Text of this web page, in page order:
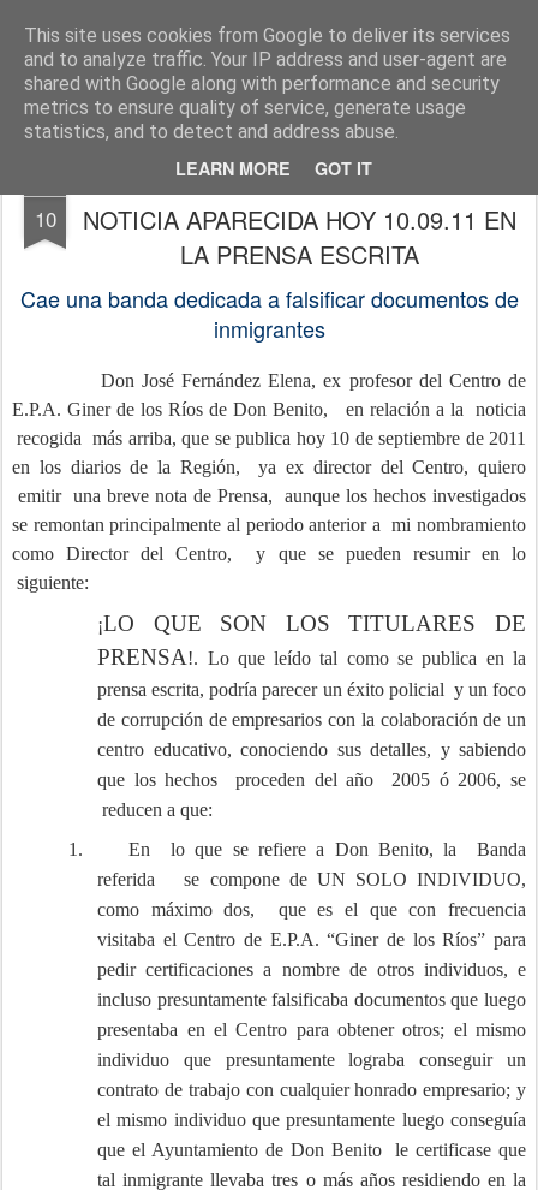
This site uses cookies from Google to deliver its services
and to analyze traffic. Your IP address and user-agent are
shared with Google along with performance and security
metrics to ensure quality of service, generate usage
statistics, and to detect and address abuse.
LEARN MORE GOT IT
J. FERNÁNDEZ ELENA, abogado http://www.josefernandezelena.es
Pages
10
NOTA DE PRENSA EN RELACIÓN A LA
NOTICIA APARECIDA HOY 10.09.11 EN
LA PRENSA ESCRITA
Cae una banda dedicada a falsificar documentos de
inmigrantes
Don José Fernández Elena, ex profesor del Centro de
E.P.A. Giner de los Ríos de Don Benito, en relación a la noticia
recogida más arriba, que se publica hoy 10 de septiembre de 2011
en los diarios de la Región, ya ex director del Centro, quiero
emitir una breve nota de Prensa, aunque los hechos investigados
se remontan principalmente al periodo anterior a mi nombramiento
como Director del Centro, y que se pueden resumir en lo
siguiente:
¡LO QUE SON LOS TITULARES DE
PRENSA!. Lo que leído tal como se publica en la
prensa escrita, podría parecer un éxito policial y un foco
de corrupción de empresarios con la colaboración de un
centro educativo, conociendo sus detalles, y sabiendo
que los hechos proceden del año 2005 ó 2006, se
reducen a que:
1.
En lo que se refiere a Don Benito, la Banda
referida se compone de UN SOLO INDIVIDUO,
como máximo dos, que es el que con frecuencia
visitaba el Centro de E.P.A. “Giner de los Ríos” para
pedir certificaciones a nombre de otros individuos, e
incluso presuntamente falsificaba documentos que luego
presentaba en el Centro para obtener otros; el mismo
individuo que presuntamente lograba conseguir un
contrato de trabajo con cualquier honrado empresario; y
el mismo individuo que presuntamente luego conseguía
que el Ayuntamiento de Don Benito le certificase que
tal inmigrante llevaba tres o más años residiendo en la